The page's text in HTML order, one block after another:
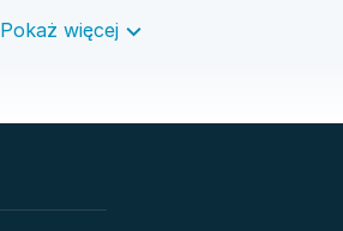
Książki o anestezjologii
Pokaż więcej